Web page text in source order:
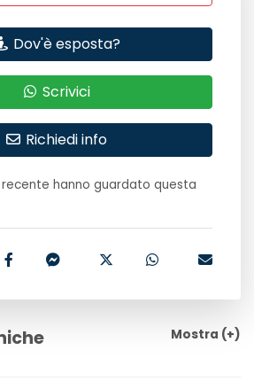
Dov'è esposta?
Scrivici
Richiedi info
hanno guardato questa
Mostra (+)